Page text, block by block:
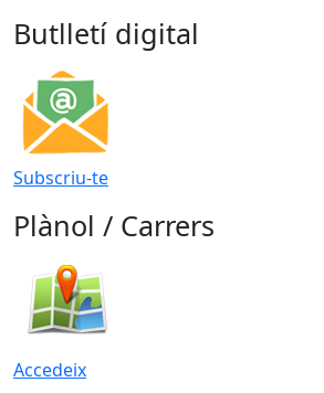
Butlletí digital
Subscriu-te
Plànol / Carrers
Accedeix